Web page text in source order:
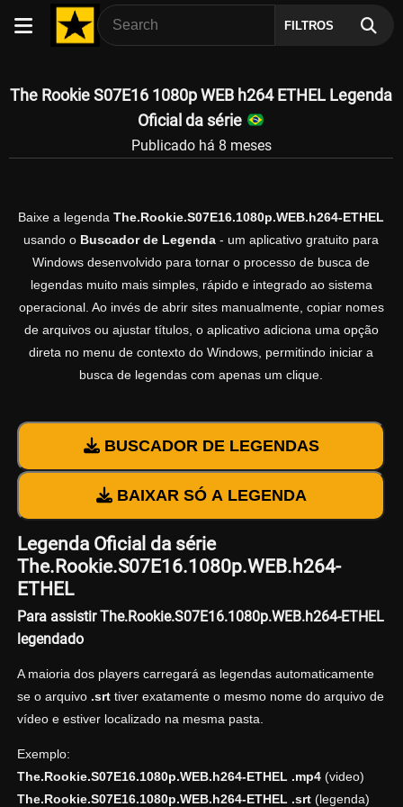
FILTROS
The Rookie S07E16 1080p WEB h264 ETHEL Legenda
Oficial da série
Publicado há 8 meses
Baixe a legenda The.Rookie.S07E16.1080p.WEB.h264-ETHEL
usando o Buscador de Legenda - um aplicativo gratuito para
Windows desenvolvido para tornar o processo de busca de
legendas muito mais simples, rápido e integrado ao sistema
operacional. Ao invés de abrir sites manualmente, copiar nomes
de arquivos ou ajustar títulos, o aplicativo adiciona uma opção
direta no menu de contexto do Windows, permitindo iniciar a
busca de legendas com apenas um clique.
BUSCADOR DE LEGENDAS
BAIXAR SÓ A LEGENDA
Legenda Oficial da série
The.Rookie.S07E16.1080p.WEB.h264-
ETHEL
Para assistir The.Rookie.S07E16.1080p.WEB.h264-ETHEL
legendado
A maioria dos players carregará as legendas automaticamente
se o arquivo .srttiver exatamente o mesmo nome do arquivo de
vídeo e estiver localizado na mesma pasta.
Exemplo:
The.Rookie.S07E16.1080p.WEB.h264-ETHEL .mp4(video)
The.Rookie.S07E16.1080p.WEB.h264-ETHEL .srt(legenda)